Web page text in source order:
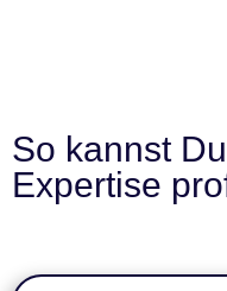
So kannst
Expertise